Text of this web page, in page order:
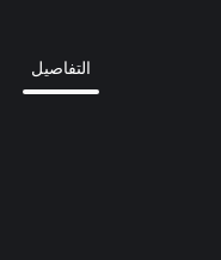
التفاصيل